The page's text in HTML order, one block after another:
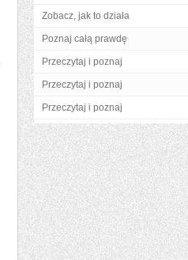
Zobacz, jak to działa
Poznaj całą prawdę
Przeczytaj i poznaj
Przeczytaj i poznaj
Przeczytaj i poznaj